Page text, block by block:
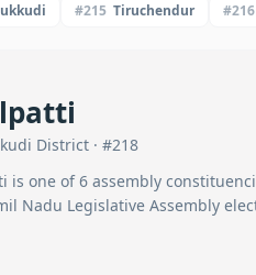
#215 Tiruchendur #216
District · #218
is one of6 assembly
Nadu Legislative Assembly